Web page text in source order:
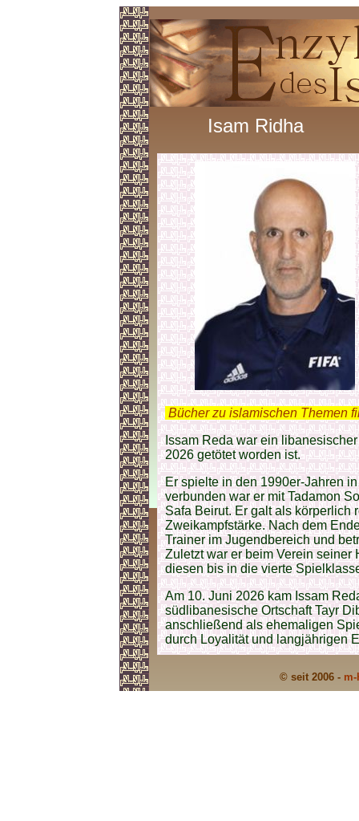
Isam Ridha
Bücher zu islamischen Themen
Issam Reda war ein
2026 getötet worden ist.
Er spielte in den 1990er-Jahren
verbunden war er mit Tadamon
Safa Beirut. Er galt als körperlich
Zweikampfstärke. Nach dem
Trainer im Jugendbereich und
Zuletzt war er beim Verein seiner
diesen bis in die vierte
Am 10. Juni 2026 kam Issam
südlibanesische Ortschaft Tayr
anschließend als ehemaligen
durch Loyalität und langjährigen
© seit 2006 -